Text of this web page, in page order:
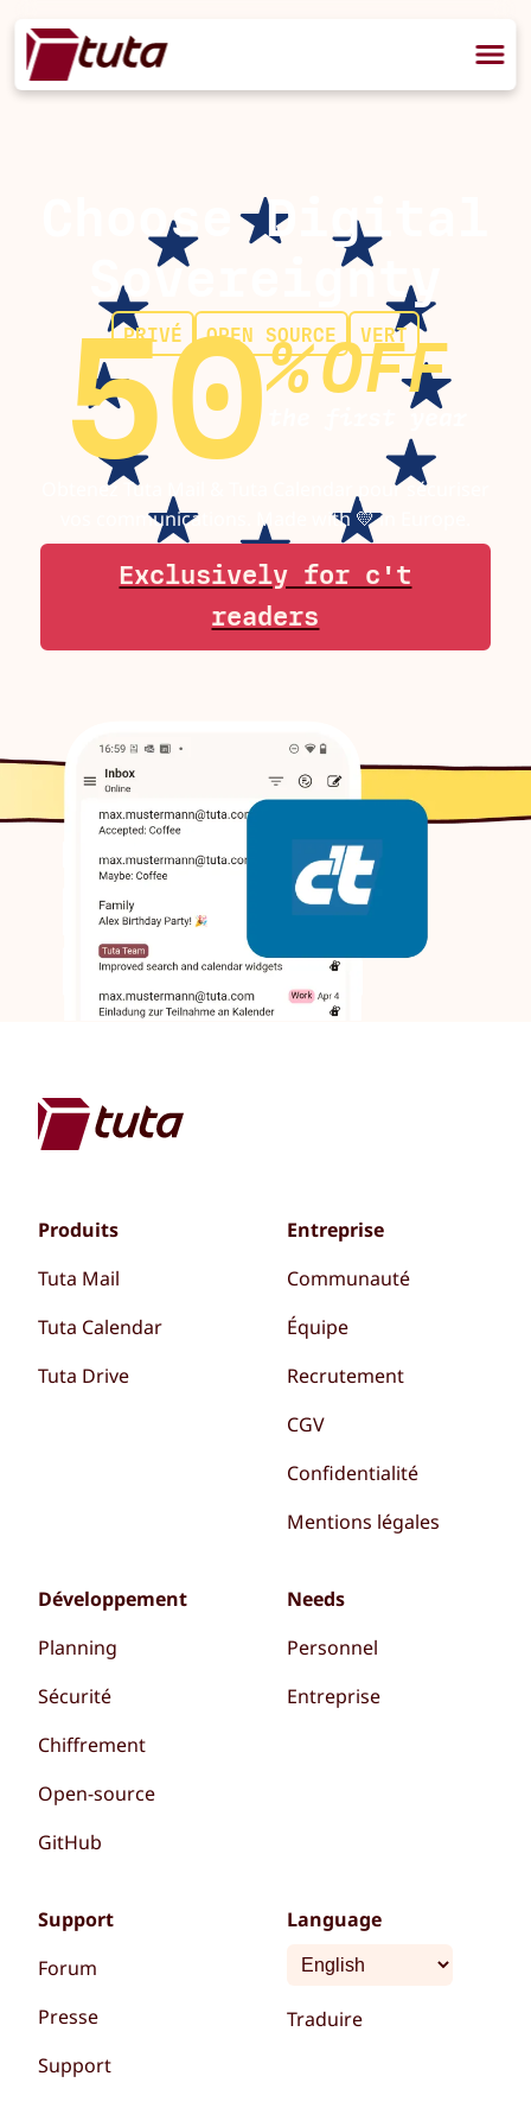
Choose Digital
Sovereignty
PRIVÉ OPEN SOURCE VERT
50%OFF
the first year
Obtenez Tuta Mail & Tuta Calendar pour sécuriser
vos communications. Made with 💛 in Europe.
Exclusively for c't
readers
Produits
Tuta Mail
Tuta Calendar
Tuta Drive
Entreprise
Communauté
Équipe
Recrutement
CGV
Confidentialité
Mentions légales
Développement
Planning
Sécurité
Chiffrement
Open-source
GitHub
Needs
Personnel
Entreprise
Support
Forum
Presse
Support
Language
Traduire